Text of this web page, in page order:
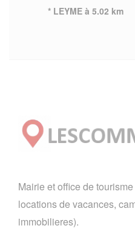
* LEYME à 5.02 km
Mairie et office de
locations de vacances,
immobilieres).